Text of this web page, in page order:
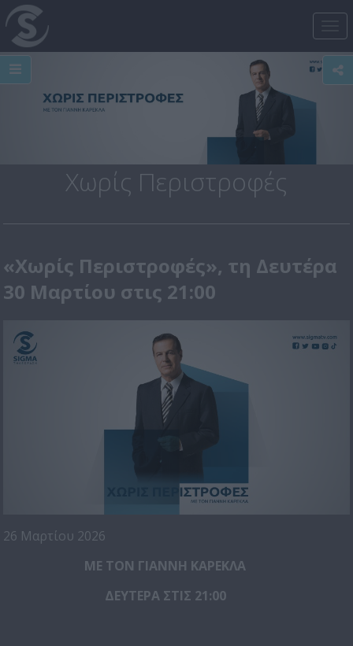
Χωρίς Περιστροφές
«Χωρίς Περιστροφές», τη Δευτέρα
30 Μαρτίου στις 21:00
26 Μαρτίου 2026
ΜΕ ΤΟΝ ΓΙΑΝΝΗ ΚΑΡΕΚΛΑ
ΔΕΥΤΕΡΑ ΣΤΙΣ 21:00